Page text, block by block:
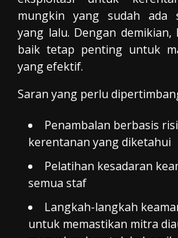
mungkin yang sudah ada
yang lalu. Dengan
baik tetap penting untuk
yang efektif.
Saran yang perlu
Penambalan berbasis
kerentanan yang diketahui
Pelatihan kesadaran
semua staf
Langkah-langkah
untuk memastikan mitra